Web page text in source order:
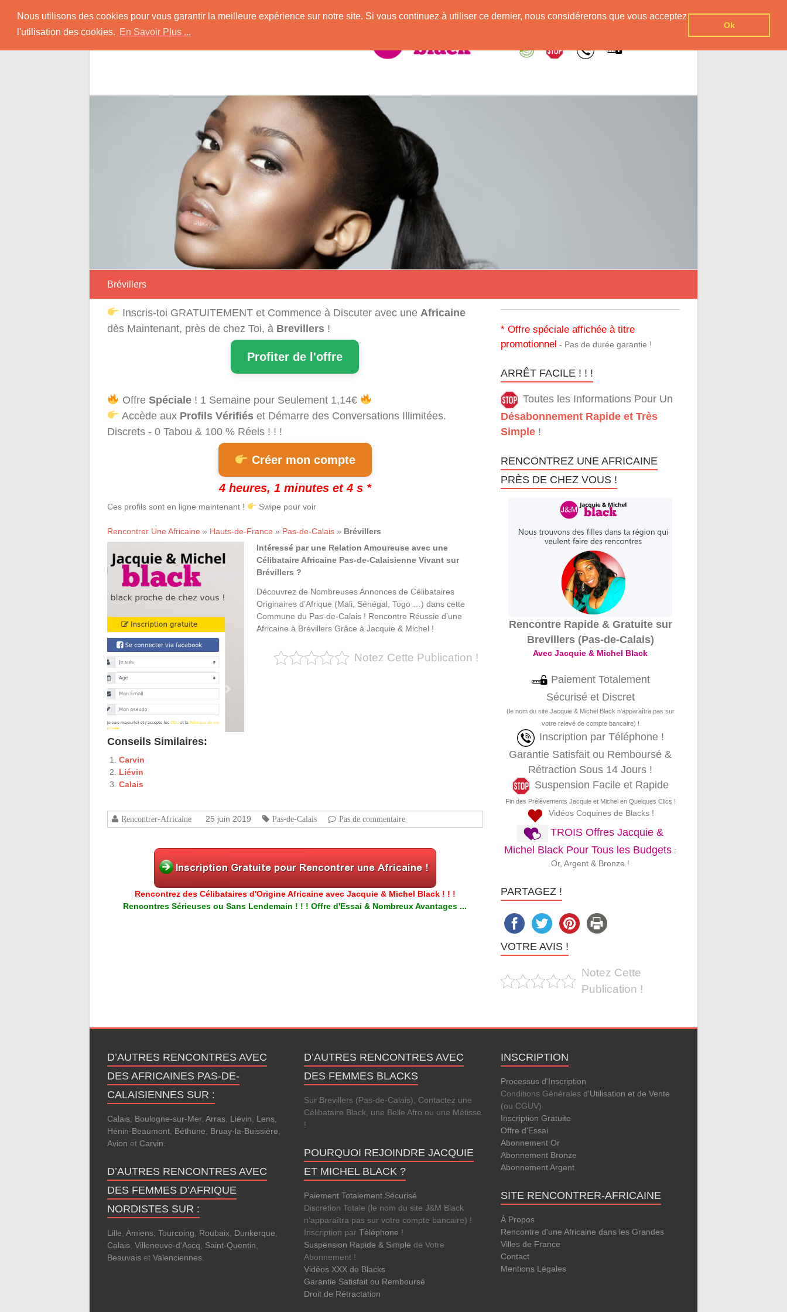
Nous utilisons des cookies pour vous garantir la meilleure expérience sur notre site. Si vous continuez à utiliser ce dernier, nous considérerons que vous acceptez
l'utilisation des cookies. En Savoir Plus ...
Ok
content
Rencontrer-Africaine
Conseils et Infos pour la Rencontre d'une Belle Africaine !
Brévillers
Inscris-toi GRATUITEMENT et Commence à Discuter avec une Africaine
dès Maintenant, près de chez Toi, à Brevillers !
Profiter de l'offre
Offre Spéciale! 1 Semaine pour Seulement 1,14€
Accède aux Profils Vérifiéset Démarre des Conversations Illimitées.
Discrets - 0 Tabou & 100 % Réels ! ! !
Créer mon compte
4 heures, 1 minutes et 4 s *
Ces profils sont en ligne maintenant ! Swipe pour voir
Rencontrer Une Africaine » Hauts-de-France » Pas-de-Calais » Brévillers
Intéressé par une Relation Amoureuse avec une
Célibataire Africaine Pas-de-Calaisienne Vivant sur
Brévillers ?
Découvrez de Nombreuses Annonces de Célibataires
Originaires d’Afrique (Mali, Sénégal, Togo …) dans cette
Commune du Pas-de-Calais ! Rencontre Réussie d’une
Africaine à Brévillers Grâce à Jacquie & Michel !
Notez Cette Publication !
Conseils Similaires:
Carvin
Liévin
Calais
Rencontrer-Africaine 25 juin 2019 Pas-de-Calais Pas de commentaire
Rencontrez des Célibataires d'Origine Africaine avec Jacquie & Michel Black ! ! !
Rencontres Sérieuses ou Sans Lendemain ! ! ! Offre d'Essai & Nombreux Avantages ...
* Offre spéciale affichée à titre
promotionnel - Pas de durée garantie !
ARRÊT FACILE ! ! !
Toutes les Informations Pour Un
Désabonnement Rapide et Très
Simple !
RENCONTREZ UNE AFRICAINE
PRÈS DE CHEZ VOUS !
Rencontre Rapide & Gratuite sur
Brevillers (Pas-de-Calais)
Avec Jacquie & Michel Black
Paiement Totalement
Sécurisé et Discret
(le nom du site Jacquie & Michel Black n’apparaîtra pas sur
votre relevé de compte bancaire) !
Inscription par Téléphone !
Garantie Satisfait ou Remboursé &
Rétraction Sous 14 Jours !
Suspension Facile et Rapide
Fin des Prélèvements Jacquie et Michel en Quelques Clics !
Vidéos Coquines de Blacks !
TROIS Offres Jacquie &
Michel Black Pour Tous les Budgets :
Or, Argent & Bronze !
PARTAGEZ !
VOTRE AVIS !
Notez Cette
Publication !
D’AUTRES RENCONTRES AVEC
DES AFRICAINES PAS-DE-
CALAISIENNES SUR :
Calais Boulogne-sur-Mer, Arras Liévin Lens
Hénin-Beaumont Béthune Bruay-la-Buissière
Avion et Carvin
D’AUTRES RENCONTRES AVEC
DES FEMMES D’AFRIQUE
NORDISTES SUR :
Lille Amiens Tourcoing Roubaix Dunkerque
Calais Villeneuve-d'Ascq Saint-Quentin
Beauvais et Valenciennes
D’AUTRES RENCONTRES AVEC
DES FEMMES BLACKS
Sur Brevillers (Pas-de-Calais), Contactez une
Célibataire Black, une Belle Afro ou une Métisse
!
POURQUOI REJOINDRE JACQUIE
ET MICHEL BLACK ?
Paiement Totalement Sécurisé
Discrétion Totale (le nom du site J&M Black
n’apparaîtra pas sur votre compte bancaire) !
Inscription par Téléphone !
Suspension Rapide & Simple de Votre
Abonnement !
Vidéos XXX de Blacks
Garantie Satisfait ou Remboursé
Droit de Rétractation
INSCRIPTION
Processus d'Inscription
Conditions Générales d'Utilisation et de Vente
(ou CGUV)
Inscription Gratuite
Offre d'Essai
Abonnement Or
Abonnement Bronze
Abonnement Argent
SITE RENCONTRER-AFRICAINE
À Propos
Rencontre d'une Africaine dans les Grandes
Villes de France
Contact
Mentions Légales